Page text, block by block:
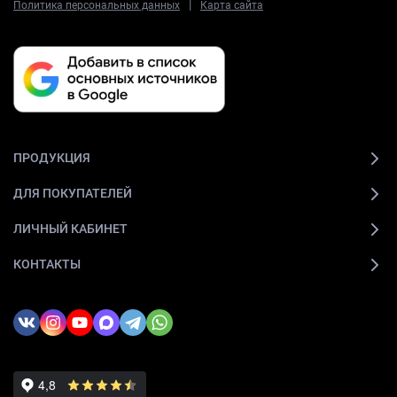
Политика персональных данных | Карта сайта
ПРОДУКЦИЯ
ДЛЯ ПОКУПАТЕЛЕЙ
ЛИЧНЫЙ КАБИНЕТ
КОНТАКТЫ